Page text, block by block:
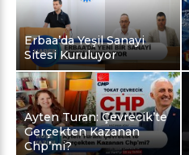
Erbaa’da Yeşil Sanayi
Sitesi Kuruluyor
Ayten Turan: Çevrecik’te
Gerçekten Kazanan
Chp’mi?